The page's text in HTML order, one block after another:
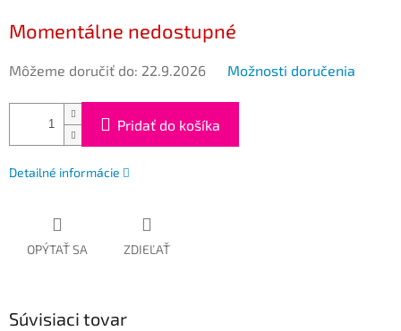
Momentálne nedostupné
Môžeme doručiť do: 22.9.2026 Možnosti doručenia
Pridať do košíka
Detailné informácie
OPÝTAŤ SA ZDIEĽAŤ
Súvisiaci tovar